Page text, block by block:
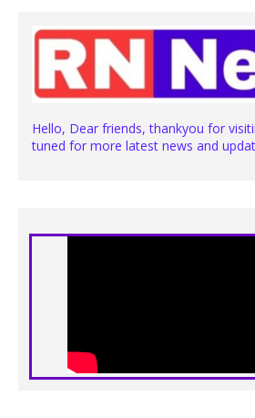
Hello, Dear friends, thankyou for
tuned for more latest news and